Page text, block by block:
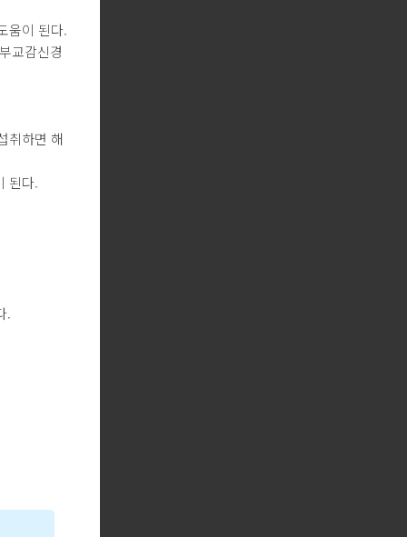
움이 된다.
교감신경
취하면 해
된다.
.